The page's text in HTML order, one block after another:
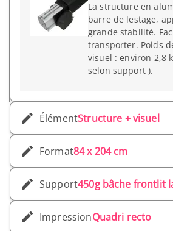
La structure en
barre de lestage,
grande stabilité.
transporter. Poids
visuel : environ 2,8
selon support ).
ÉlémentStructure + visuel
Format84 x 204 cm
Support450g bâche frontlit
ImpressionQuadri recto